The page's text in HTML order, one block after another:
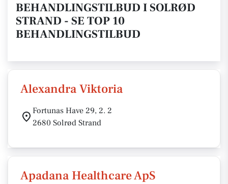
BEHANDLINGSTILBUD I SOLRØD
STRAND - SE TOP 10
BEHANDLINGSTILBUD
Alexandra Viktoria
Fortunas Have 29, 2. 2
2680 Solrød Strand
Apadana Healthcare ApS